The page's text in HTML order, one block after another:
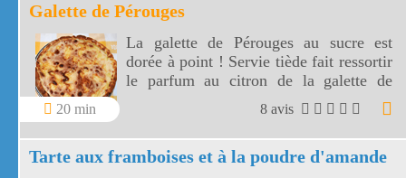
Galette de Pérouges
20 min
La galette de Pérouges au sucre est
dorée à point ! Servie tiède fait ressortir
le parfum au citron de la galette de
8 avis
Tarte aux framboises et à la poudre d'amande